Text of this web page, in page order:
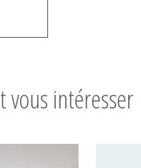
vous intéresser